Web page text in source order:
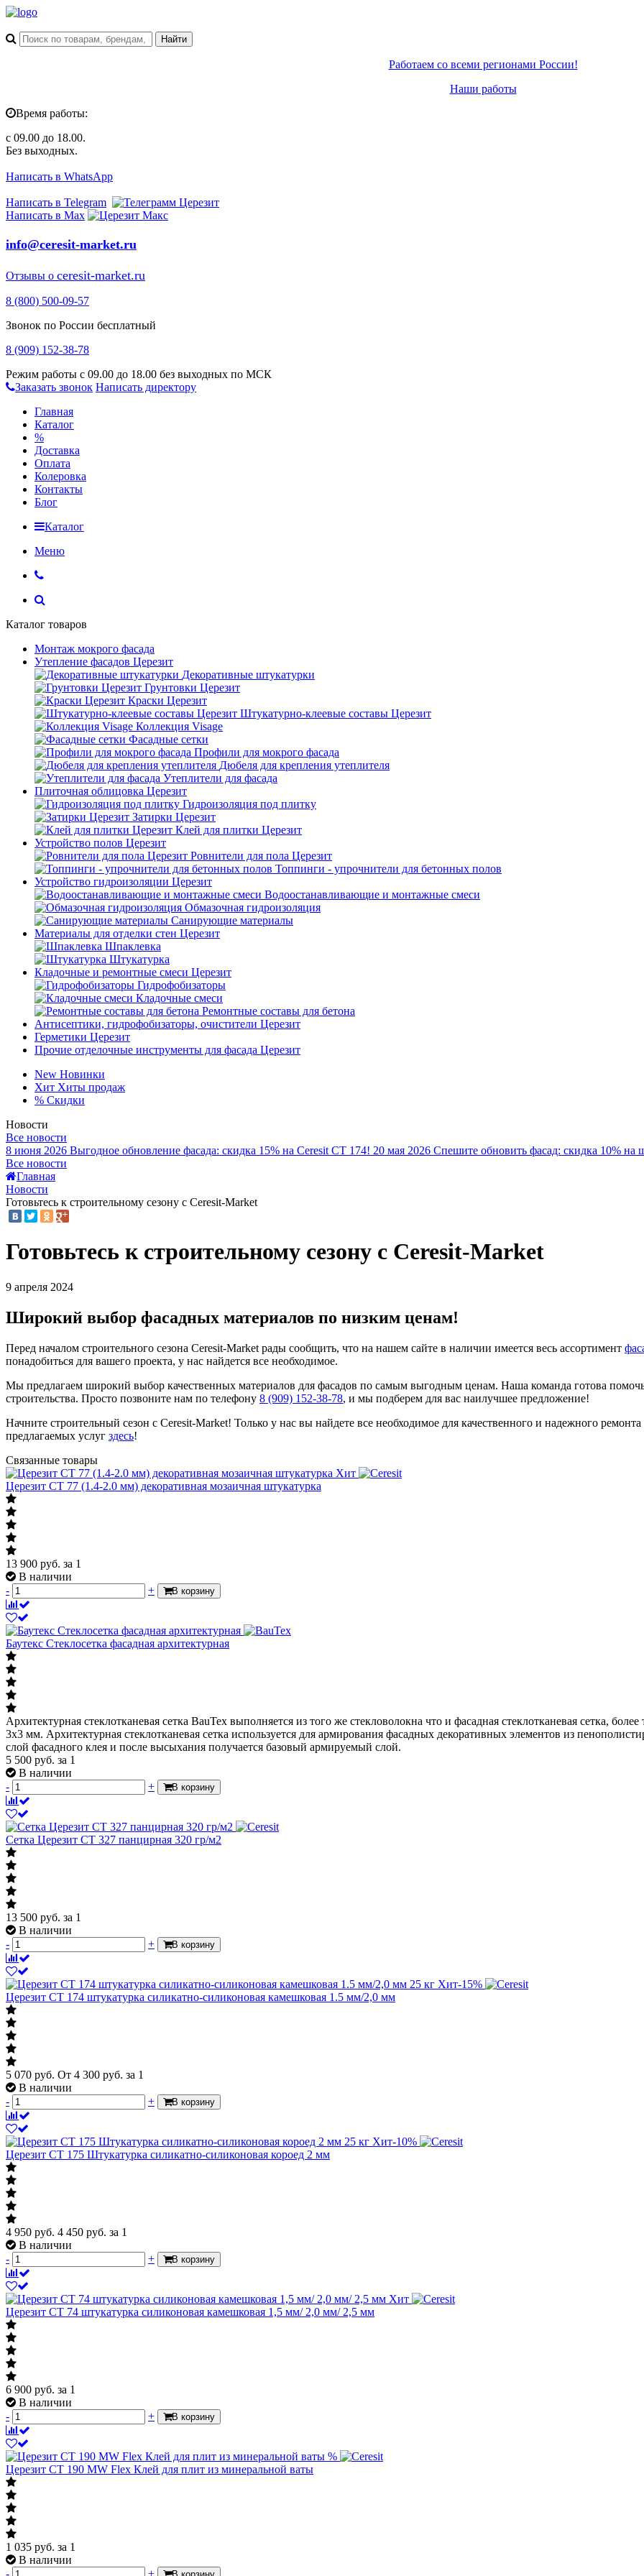
Работаем со всеми регионами России!
Наши работы
Время работы:
с 09.00 до 18.00.
Без выходных.
Написать в WhatsApp
Написать в Telegram
Написать в Max
info@ceresit-market.ru
Отзывы о ceresit-market.ru
8 (800) 500-09-57
Звонок по России бесплатный
8 (909) 152-38-78
Режим работы с 09.00 до 18.00 без выходных по МСК
Заказать звонок Написать директору
Главная
Каталог
%
Доставка
Оплата
Колеровка
Контакты
Блог
Каталог
Меню
Каталог товаров
Монтаж мокрого фасада
Утепление фасадов Церезит
Декоративные штукатурки
Грунтовки Церезит
Краски Церезит
Штукатурно-клеевые составы Церезит
Коллекция Visage
Фасадные сетки
Профили для мокрого фасада
Дюбеля для крепления утеплителя
Утеплители для фасада
Плиточная облицовка Церезит
Гидроизоляция под плитку
Затирки Церезит
Клей для плитки Церезит
Устройство полов Церезит
Ровнители для пола Церезит
Топпинги - упрочнители для бетонных полов
Устройство гидроизоляции Церезит
Водоостанавливающие и монтажные смеси
Обмазочная гидроизоляция
Санирующие материалы
Материалы для отделки стен Церезит
Шпаклевка
Штукатурка
Кладочные и ремонтные смеси Церезит
Гидрофобизаторы
Кладочные смеси
Ремонтные составы для бетона
Антисептики, гидрофобизаторы, очистители Церезит
Герметики Церезит
Прочие отделочные инструменты для фасада Церезит
New Новинки
Хит Хиты продаж
% Скидки
Новости
Все новости
8 июня 2026 Выгодное обновление фасада: скидка 15% на Ceresit CT 174! 20 мая 2026 Спешите обновить фасад: скидка 10% на
Все новости
Главная
Новости
Готовьтесь к строительному сезону с Ceresit-Market
Готовьтесь к строительному сезону с Ceresit-Market
9 апреля 2024
Широкий выбор фасадных материалов по низким ценам!
Перед началом строительного сезона Ceresit-Market рады сообщить, что на нашем сайте в наличии имеется весь ассортимент
понадобиться для вашего проекта, у нас найдется все необходимое.
Мы предлагаем широкий выбор качественных материалов для фасадов по самым выгодным ценам. Наша команда готова
строительства. Просто позвоните нам по телефону 8 (909) 152-38-78, и мы подберем для вас наилучшее предложение!
Начните строительный сезон с Ceresit-Market! Только у нас вы найдете все необходимое для качественного и надежного
предлагаемых услуг здесь!
Связанные товары
Хит
Церезит СТ 77 (1.4-2.0 мм) декоративная мозаичная штукатурка
13 900 руб. за 1
В наличии
-
+ В корзину
Баутекс Стеклосетка фасадная архитектурная
Архитектурная стеклотканевая сетка BauTex выполняется из того же стекловолокна что и фасадная стеклотканевая сетка,
3х3 мм. Архитектурная стеклотканевая сетка используется для армирования фасадных декоративных элементов из
слой фасадного клея и после высыхания получается базовый армируемый слой.
5 500 руб. за 1
В наличии
-
+ В корзину
Сетка Церезит СТ 327 панцирная 320 гр/м2
13 500 руб. за 1
В наличии
-
+ В корзину
Хит-15%
Церезит СТ 174 штукатурка силикатно-силиконовая камешковая 1.5 мм/2,0 мм
5 070 руб. От 4 300 руб. за 1
В наличии
-
+ В корзину
Хит-10%
Церезит СТ 175 Штукатурка силикатно-силиконовая короед 2 мм
4 950 руб. 4 450 руб. за 1
В наличии
-
+ В корзину
Хит
Церезит СТ 74 штукатурка силиконовая камешковая 1,5 мм/ 2,0 мм/ 2,5 мм
6 900 руб. за 1
В наличии
-
+ В корзину
%
Церезит CT 190 MW Flex Клей для плит из минеральной ваты
1 035 руб. за 1
В наличии
-
+